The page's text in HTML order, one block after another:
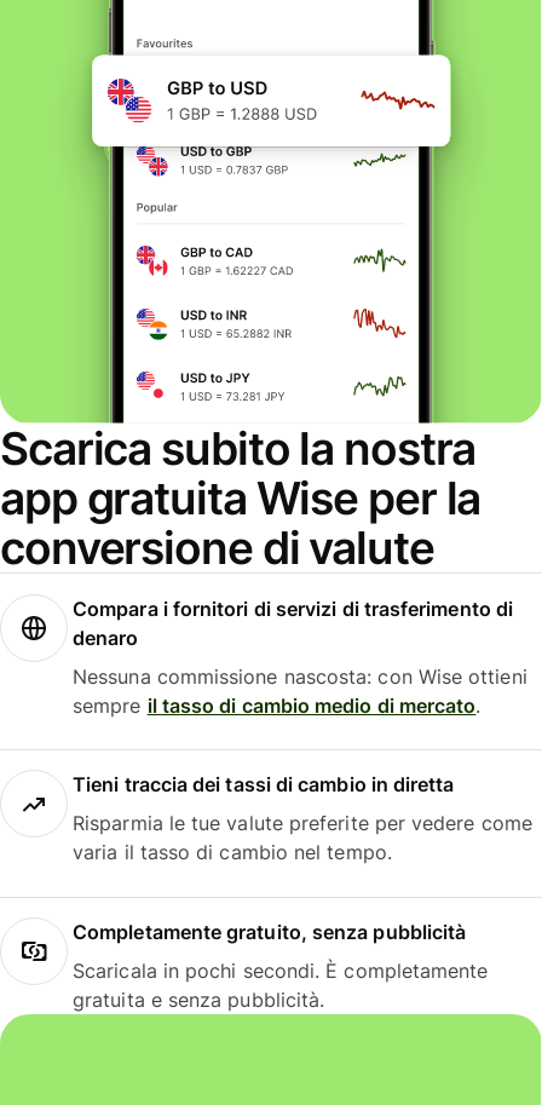
Scarica subito la nostra
app gratuita Wise per la
conversione di valute
Compara i fornitori di servizi di trasferimento di
denaro
Nessuna commissione nascosta: con Wise ottieni
sempre il tasso di cambio medio di mercato.
Tieni traccia dei tassi di cambio in diretta
Risparmia le tue valute preferite per vedere come
varia il tasso di cambio nel tempo.
Completamente gratuito, senza pubblicità
Scaricala in pochi secondi. È completamente
gratuita e senza pubblicità.